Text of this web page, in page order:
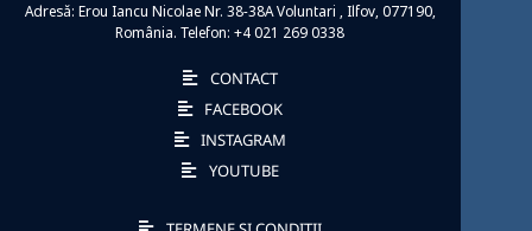
Adresă: Erou Iancu Nicolae Nr. 38-38A Voluntari , Ilfov, 077190,
România. Telefon: +4 021 269 0338
CONTACT
FACEBOOK
INSTAGRAM
YOUTUBE